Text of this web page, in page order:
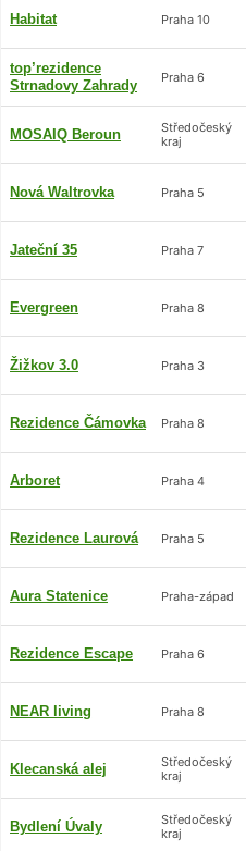
Habitat Praha 10
top’rezidence
Strnadovy Zahrady
Praha 6
MOSAIQ Beroun
Středočeský
kraj
Nová Waltrovka Praha 5
Jateční 35 Praha 7
Evergreen Praha 8
Žižkov 3.0 Praha 3
Rezidence Čámovka Praha 8
Arboret Praha 4
Rezidence Laurová Praha 5
Aura Statenice Praha-západ
Rezidence Escape Praha 6
NEAR living Praha 8
Klecanská alej
Středočeský
kraj
Bydlení Úvaly
Středočeský
kraj